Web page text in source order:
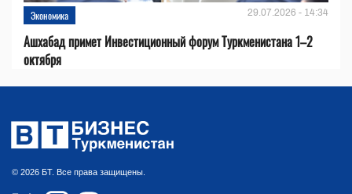
Экономика 29.07.2026 - 14:34
Ашхабад примет Инвестиционный форум Туркменистана 1–2
октября
© 2026 БТ. Все права защищены.